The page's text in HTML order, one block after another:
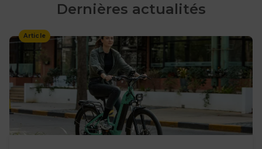
Dernières actualités
Article